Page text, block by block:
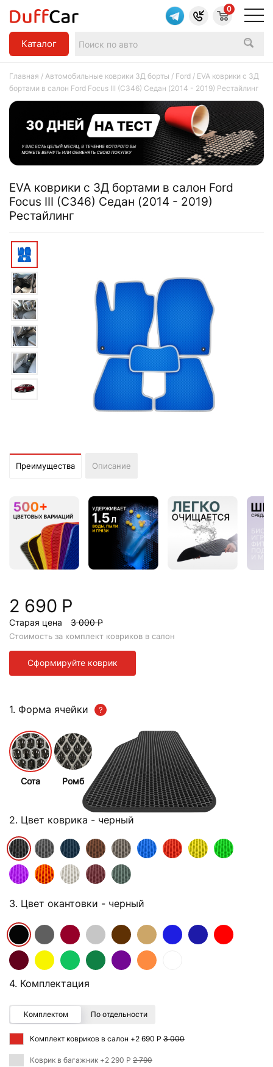
Каталог
0
Главная / Автомобильные коврики 3Д борты / Ford / EVA коврики c 3Д
бортами в салон Ford Focus III (C346) Седан (2014 - 2019) Рестайлинг
EVA коврики c 3Д бортами в салон Ford
Focus III (C346) Седан (2014 - 2019)
Рестайлинг
Преимущества Описание
2 690 Р
Старая цена 3 000 Р
Стоимость за комплект ковриков в салон
Сформируйте коврик
1. Форма ячейки
Сота Ромб
2. Цвет коврика - черный
3. Цвет окантовки - черный
4. Комплектация
Комплектом По отдельности
Комплект ковриков в салон +2 690 Р 3 000
Коврик в багажник +2 290 Р 2 790